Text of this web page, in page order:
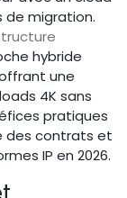
de migration.
hybride
une
4K sans
pratiques
des contrats et
IP en 2026.